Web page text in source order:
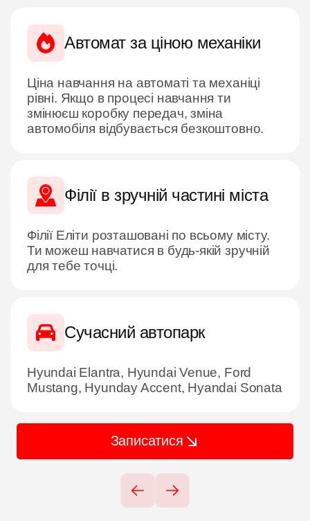
Автомат за ціною механіки
Ціна навчання на автоматі та механіці
рівні. Якщо в процесі навчання ти
змінюєш коробку передач, зміна
автомобіля відбувається безкоштовно.
Філії в зручній частині міста
Філії Еліти розташовані по всьому місту.
Ти можеш навчатися в будь-якій зручній
для тебе точці.
Сучасний автопарк
Hyundai Elantra, Hyundai Venue, Ford
Mustang, Hyunday Accent, Hyandai Sonata
Записатися